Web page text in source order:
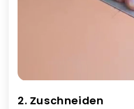
2. Zuschneiden